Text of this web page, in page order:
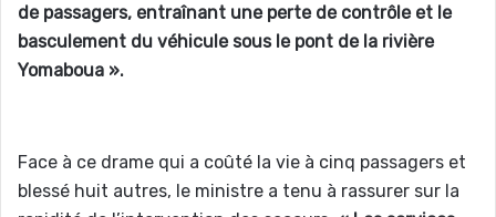
de passagers, entraînant une perte de contrôle et le
basculement du véhicule sous le pont de la rivière
Yomaboua ».
Face à ce drame qui a coûté la vie à cinq passagers et
blessé huit autres, le ministre a tenu à rassurer sur la